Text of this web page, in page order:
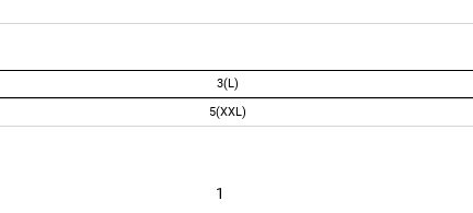
3(L)
5(XXL)